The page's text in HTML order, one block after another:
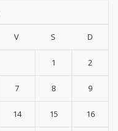
V S D
1 2
7 8 9
14 15 16